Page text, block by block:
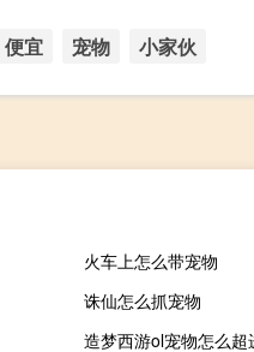
便宜 宠物 小家伙
火车上怎么带宠物
诛仙怎么抓宠物
造梦西游ol宠物怎么超